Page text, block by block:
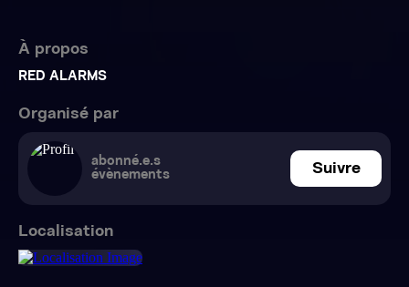
À propos
RED ALARMS
Organisé par
abonné.e.s
évènements
Suivre
Localisation